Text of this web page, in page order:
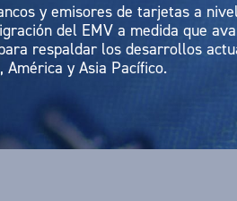
y emisores de tarjetas a
del EMV a medida que
respaldar los desarrollos
y Asia Pacífico.